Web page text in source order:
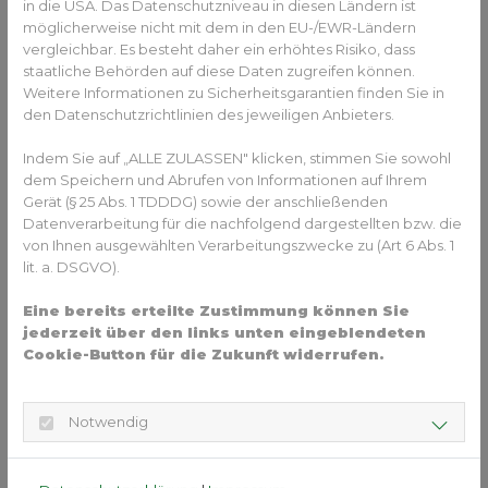
Umstand der Jahreszeit– es ist Winter. Reisen,
Unternehmungen, die Pflege sozialer Kontakte, all das ist
erfahrungsgemäß in der dunklen Jahreszeit reduzierter als
im Frühjahr oder Sommer, sodass genug Zeit vorhanden
ist, um sich mit dem Thema Zahnkorrektur
Neues Selbstbewusstsein gönn‘ ich
mir
Wir halten also fest, dass der Zeitpunkt für eine
Zahnkorrektur aktuell nicht idealer sein könnte.
erfolgen, kann die Korrektur der Zahnfehlstellung mit
Alignernvorgenommen werden. Nahezu unsichtbar
das Lachen, Sprechen und Essen wird dabei kaum
beeinträchtigt.
in die USA. Das Datenschutzniveau in diesen Ländern ist
möglicherweise nicht mit dem in den EU-/EWR-Ländern
vergleichbar. Es besteht daher ein erhöhtes Risiko, dass
staatliche Behörden auf diese Daten zugreifen können.
Weitere Informationen zu Sicherheitsgarantien finden Sie in
den Datenschutzrichtlinien des jeweiligen Anbieters.
Indem Sie auf „ALLE ZULASSEN" klicken, stimmen Sie sowohl
dem Speichern und Abrufen von Informationen auf Ihrem
Gerät (§ 25 Abs. 1 TDDDG) sowie der anschließenden
Datenverarbeitung für die nachfolgend dargestellten bzw. die
von Ihnen ausgewählten Verarbeitungszwecke zu (Art 6 Abs. 1
lit. a. DSGVO).
Eine bereits erteilte Zustimmung können Sie
jederzeit über den links unten eingeblendeten
Cookie-Button für die Zukunft widerrufen.
Notwendig